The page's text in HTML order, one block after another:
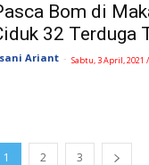
Bom di
32 Terduga
Ariant - Sabtu, 3 April, 2021
1 2 3